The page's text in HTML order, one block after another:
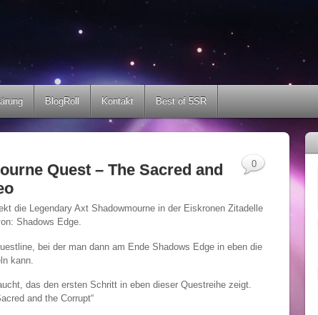
BlogRoll Kontakt Best of 5SR
Quest – The Sacred and
die Legendary Axt Shadowmourne in der Eiskronen Zitadelle
Shadows Edge.
bei der man dann am Ende Shadows Edge in eben die
kann.
das den ersten Schritt in eben dieser Questreihe zeigt.
and the Corrupt“
0